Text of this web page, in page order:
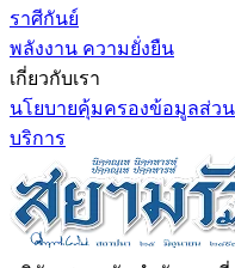
ราศีกันย์
พลังงาน ความยั่งยืน
เกี่ยวกับเรา
นโยบายคุ้มครองข้อมูลส่ว
บริการ